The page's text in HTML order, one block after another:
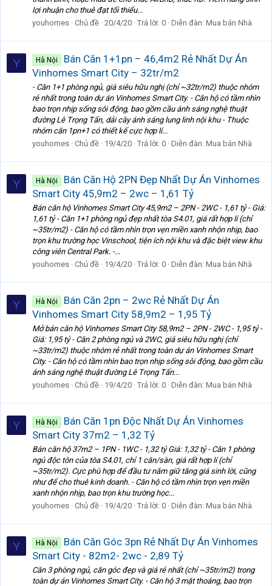
lợi nhuận cho thuê đạt tối thiểu...
youhomes Chủ đề 20/4/20 Trả lời: 0 Diễn đàn: Mua bán Nhà
Y Hà Nội
Bán Căn 1+1pn – 46,4m2 Rẻ Nhất Dự Án
Vinhomes Smart City – 32tr/m2
- Căn 1+1 phòng ngủ, giá siêu hữu nghị (chỉ ~32tr/m2) thuộc nhóm
rẻ nhất trong toàn dự án Vinhomes Smart City. - Căn hộ có tầm nhìn
bao trọn nhịp sống sôi động, bao gồm cầu ánh sáng nghệ thuật
đường Lê Trọng Tấn, dải cây ánh sáng lung linh nội khu - Thuộc
nhóm căn 1pn+1 có thiết kế cực hợp lí...
youhomes Chủ đề 19/4/20 Trả lời: 0 Diễn đàn: Mua bán Nhà
Y Hà Nội
Bán Căn Hộ 2PN Đẹp Nhất Dự Án Vinhomes
Smart City 45,9m2 – 2wc – 1,61 Tỷ
Bán căn hộ Vinhomes Smart City 45,9m2 – 2PN - 2WC - 1,61 tỷ - Giá:
1,61 tỷ - Căn 1+1 phòng ngủ đẹp nhất tòa S4.01, giá rất hợp lí (chỉ
~35tr/m2) - Căn hộ có tầm nhìn trọn vẹn miền xanh nhộn nhịp, bao
trọn khu trường học Vinschool, tiện ích nội khu và đặc biệt view khu
công viên Central Park. -...
youhomes Chủ đề 19/4/20 Trả lời: 0 Diễn đàn: Mua bán Nhà
Y Hà Nội
Bán Căn 2pn – 2wc Rẻ Nhất Dự Án
Vinhomes Smart City 58,9m2 – 1,95 Tỷ
Mở bán căn hộ Vinhomes Smart City 58,9m2 – 2PN - 2WC - 1,95 tỷ -
Giá: 1,95 tỷ - Căn 2 phòng ngủ và 2WC, giá siêu hữu nghị (chỉ
~33tr/m2) thuộc nhóm rẻ nhất trong toàn dự án Vinhomes Smart
City. - Căn hộ có tầm nhìn bao trọn nhịp sống sôi động, bao gồm cầu
ánh sáng nghệ thuật đường Lê Trọng Tấn...
youhomes Chủ đề 19/4/20 Trả lời: 0 Diễn đàn: Mua bán Nhà
Y Hà Nội
Bán Căn 1pn Độc Nhất Dự Án Vinhomes
Smart City 37m2 – 1,32 Tỷ
Bán căn hộ 37m2 – 1PN - 1WC - 1,32 tỷ Giá: 1,32 tỷ - Căn 1 phòng
ngủ độc tôn của tòa S4.01, chỉ 1 căn/sàn, giá rất hợp lí (chỉ
~35tr/m2). Cực phù hợp để đầu tư nắm giữ tăng giá sinh lời, cũng
như để cho thuê kinh doanh. - Căn hộ có tầm nhìn trọn vẹn miền
xanh nhộn nhịp, bao trọn khu trường học...
youhomes Chủ đề 19/4/20 Trả lời: 0 Diễn đàn: Mua bán Nhà
Y Hà Nội
Bán Căn Góc 3pn Rẻ Nhất Dự Án Vinhomes
Smart City - 82m2- 2wc - 2,89 Tỷ
Căn 3 phòng ngủ, căn góc đẹp và giá rẻ nhất (chỉ ~35tr/m2) trong
toàn dự án Vinhomes Smart City. - Căn hộ 3 mặt thoáng, bao trọn